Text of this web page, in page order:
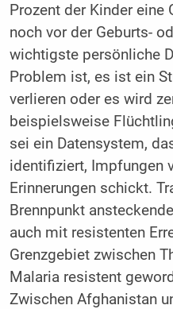
Prozent der Kinder eine
noch vor der Geburts-
wichtigste persönliche
Problem ist, es ist ein
verlieren oder es wird
beispielsweise
sei ein Datensystem,
identifiziert, Impfungen
Erinnerungen schickt.
Brennpunkt
auch mit resistenten
Grenzgebiet zwischen
Malaria resistent
Zwischen Afghanistan